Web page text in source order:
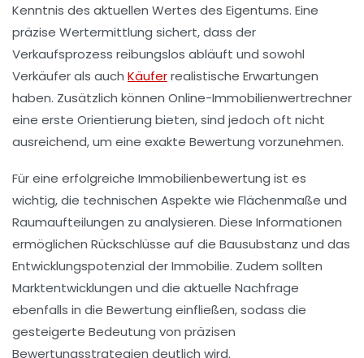
Kenntnis des aktuellen Wertes des Eigentums. Eine
präzise Wertermittlung sichert, dass der
Verkaufsprozess reibungslos abläuft und sowohl
Verkäuferals auch Käuferrealistische Erwartungen
haben. Zusätzlich können Online-Immobilienwertrechner
eine erste Orientierung bieten, sind jedoch oft nicht
ausreichend, um eine exakte Bewertung vorzunehmen.
Für eine erfolgreiche Immobilienbewertung ist es
wichtig, die technischen Aspekte wie Flächenmaße und
Raumaufteilungen zu analysieren. Diese Informationen
ermöglichen Rückschlüsse auf die Bausubstanz und das
Entwicklungspotenzial der Immobilie. Zudem sollten
Marktentwicklungen und die aktuelle Nachfrage
ebenfalls in die Bewertung einfließen, sodass die
gesteigerte Bedeutung von präzisen
Bewertungsstrategien deutlich wird.